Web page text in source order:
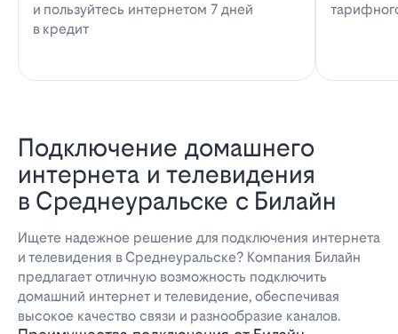
и пользуйтесь интернетом 7 дней
в кредит
Подключение домашнего
интернета и телевидения
в Среднеуральске с Билайн
Ищете надежное решение для подключения интернета
и телевидения в Среднеуральске? Компания Билайн
предлагает отличную возможность подключить
домашний интернет и телевидение, обеспечивая
высокое качество связи и разнообразие каналов.